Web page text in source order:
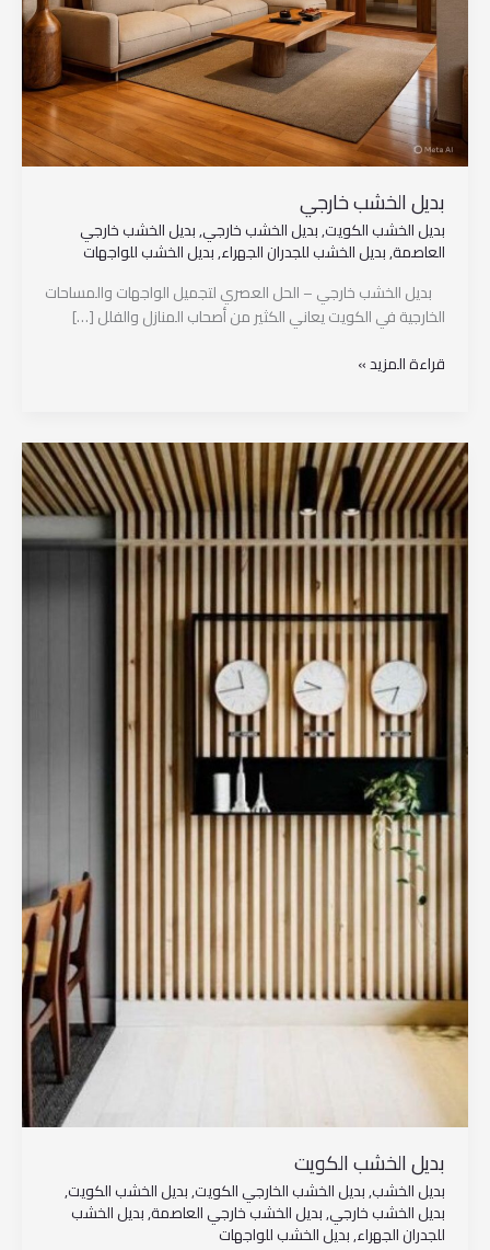
بديل الخشب خارجي
بديل الخشب الكويت,بديل الخشب خارجي,بديل الخشب خارجي
العاصمة,بديل الخشب للجدران الجهراء,بديل الخشب للواجهات
بديل الخشب خارجي – الحل العصري لتجميل الواجهات والمساحات
الخارجية في الكويت يعاني الكثير من أصحاب المنازل والفلل […]
قراءة المزيد »
بديل الخشب الكويت
بديل الخشب,بديل الخشب الخارجي الكويت,بديل الخشب الكويت,
بديل الخشب خارجي,بديل الخشب خارجي العاصمة,بديل الخشب
للجدران الجهراء,بديل الخشب للواجهات
بديل
الخشب
الكويت